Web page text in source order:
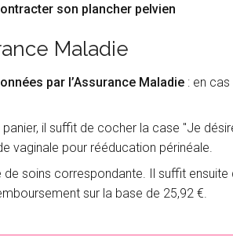
son plancher pelvien
Maladie
par l’Assurance Maladie : en
il suffit de cocher la case "Je
vaginale pour rééducation périnéale.
soins correspondante. Il suffit
sur la base de 25,92 €.